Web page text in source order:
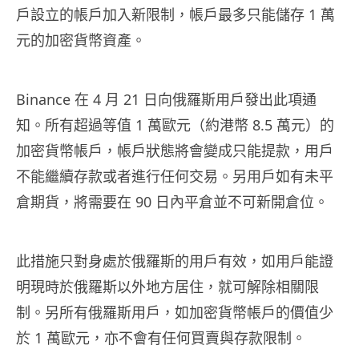
戶設立的帳戶加入新限制，帳戶最多只能儲存 1 萬
元的加密貨幣資產。
Binance 在 4 月 21 日向俄羅斯用戶發出此項通
知。所有超過等值 1 萬歐元（約港幣 8.5 萬元）的
加密貨幣帳戶，帳戶狀態將會變成只能提款，用戶
不能繼續存款或者進行任何交易。另用戶如有未平
倉期貨，將需要在 90 日內平倉並不可新開倉位。
此措施只對身處於俄羅斯的用戶有效，如用戶能證
明現時於俄羅斯以外地方居住，就可解除相關限
制。另所有俄羅斯用戶，如加密貨幣帳戶的價值少
於 1 萬歐元，亦不會有任何買賣與存款限制。